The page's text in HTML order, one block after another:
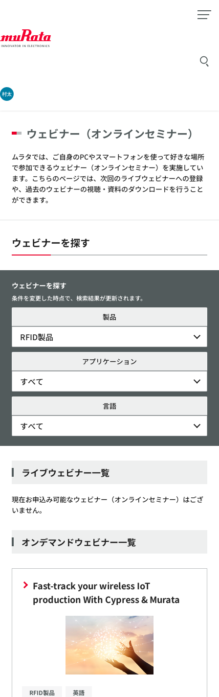
村太
ウェビナー（オンラインセミナー）
ムラタでは、ご自身のPCやスマートフォンを使って好きな場所
で参加できるウェビナー（オンラインセミナー）を実施してい
ます。こちらのページでは、次回のライブウェビナーへの登録
や、過去のウェビナーの視聴・資料のダウンロードを行うこと
ができます。
ウェビナーを探す
ウェビナーを探す
条件を変更した時点で、検索結果が更新されます。
製品
RFID製品
アプリケーション
すべて
言語
すべて
ライブウェビナー一覧
現在お申込み可能なウェビナー（オンラインセミナー）はござ
いません。
オンデマンドウェビナー一覧
Fast-track your wireless IoT
production With Cypress & Murata
RFID製品 英語